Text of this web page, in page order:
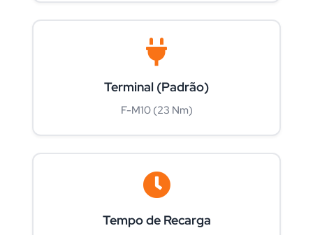
Terminal (Padrão)
F-M10 (23 Nm)
Tempo de Recarga